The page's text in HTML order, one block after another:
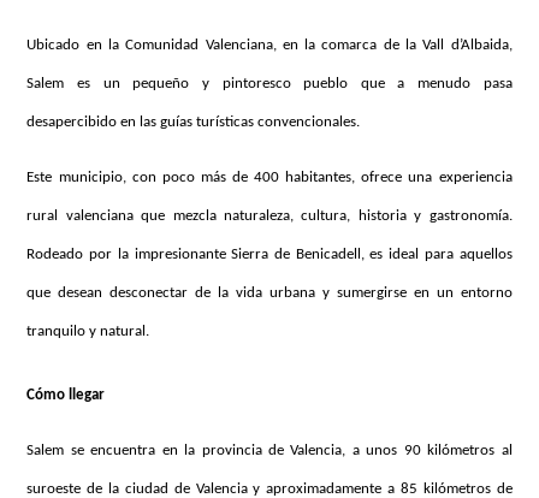
Ubicado en la Comunidad Valenciana, en la comarca de la Vall d’Albaida,
Salem es un pequeño y pintoresco pueblo que a menudo pasa
desapercibido en las guías turísticas convencionales.
Este municipio, con poco más de 400 habitantes, ofrece una experiencia
rural valenciana que mezcla naturaleza, cultura, historia y gastronomía.
Rodeado por la impresionante Sierra de Benicadell, es ideal para aquellos
que desean desconectar de la vida urbana y sumergirse en un entorno
tranquilo y natural.
Cómo llegar
Salem se encuentra en la provincia de Valencia, a unos 90 kilómetros al
suroeste de la ciudad de Valencia y aproximadamente a 85 kilómetros de